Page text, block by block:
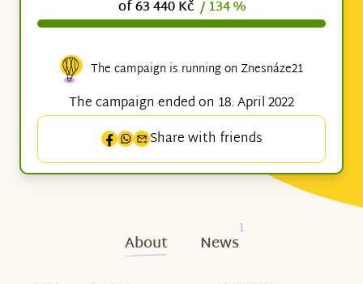
of 63 440 Kč / 134 %
The campaign is running on Znesnáze21
The campaign ended on 18. April 2022
Share with friends
About News
1